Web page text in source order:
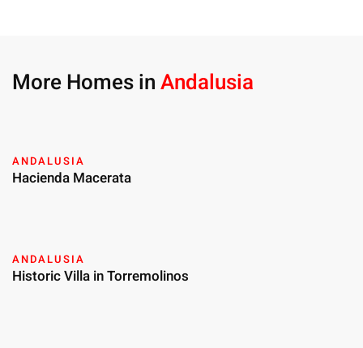
More Homes inAndalusia
ANDALUSIA
Hacienda Macerata
ANDALUSIA
Historic Villa in Torremolinos